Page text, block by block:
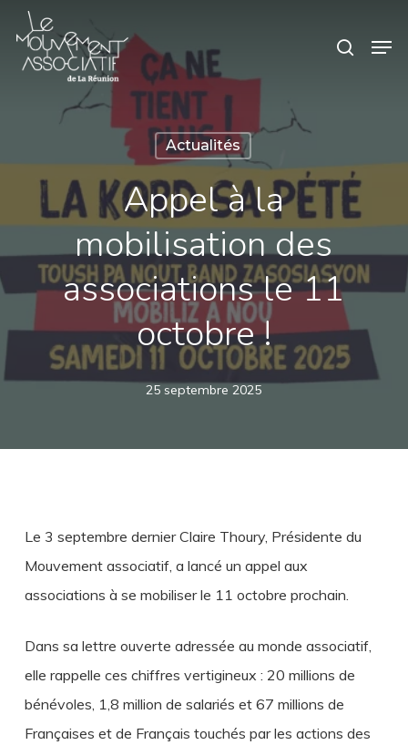
main
search
Actualités
Appel à la
mobilisation des
associations le 11
octobre !
25 septembre 2025
Le 3 septembre dernier Claire Thoury, Présidente du
Mouvement associatif, a lancé un appel aux
associations à se mobiliser le 11 octobre prochain.
Dans sa lettre ouverte adressée au monde associatif,
elle rappelle ces chiffres vertigineux : 20 millions de
bénévoles, 1,8 million de salariés et 67 millions de
Françaises et de Français touchés par les actions des
Panneau de gestion des cookies